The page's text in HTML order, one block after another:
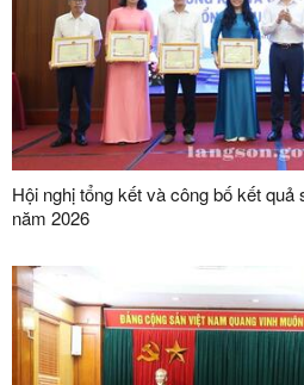
Hội nghị tổng kết và công bố kết
năm 2026